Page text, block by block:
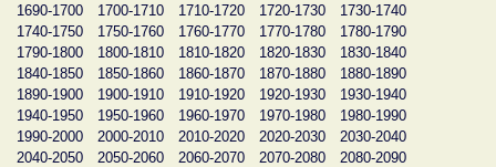
1690-1700
1700-1710 1710-1720 1720-1730
1730-1740
1740-1750
1750-1760 1760-1770 1770-1780
1780-1790
1790-1800
1800-1810 1810-1820 1820-1830
1830-1840
1840-1850
1850-1860 1860-1870 1870-1880
1880-1890
1890-1900
1900-1910 1910-1920 1920-1930
1930-1940
1940-1950
1950-1960 1960-1970 1970-1980
1980-1990
1990-2000
2000-2010 2010-2020 2020-2030
2030-2040
2040-2050
2050-2060 2060-2070 2070-2080
2080-2090